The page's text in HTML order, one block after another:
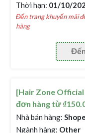
Thời hạn: 01/10/
Đến trang khuyến mãi
hàng
[Hair Zone Official
đơn hàng từ
Nhà bán hàng:
Ngành hàng: Other